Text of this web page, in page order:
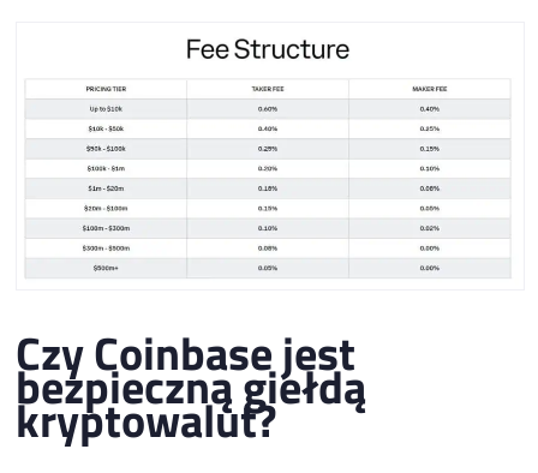
Czy Coinbase jest
bezpieczną giełdą
kryptowalut?